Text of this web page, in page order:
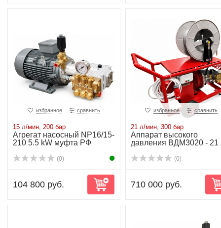
избранное сравнить
15 л/мин, 200 бар
Агрегат насосный NP16/15-
210 5.5 kW муфта РФ
(0)
104 800 руб.
избранное сравнить
21 л/мин, 300 бар
Аппарат высокого
давления ВДМ3020 - 21
(0)
710 000 руб.